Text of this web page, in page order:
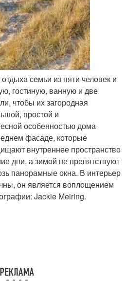
семьи из пяти человек и
гостиную, ванную и две
чтобы их загородная
простой и
особенностью дома
фасаде, которые
внутреннее пространство
дни, а зимой не препятствуют
панорамные окна. В интерьер
он является воплощением
Jackie Meiring.